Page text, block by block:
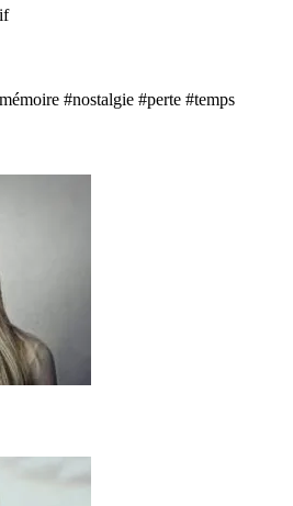
#nostalgie #perte #temps